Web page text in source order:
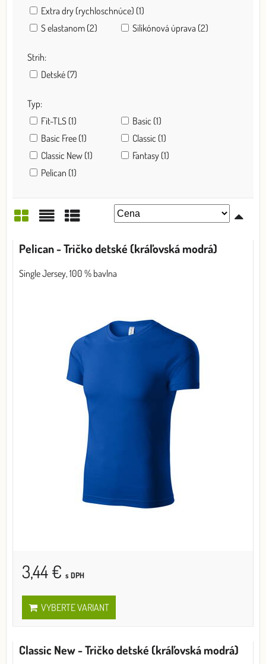
Extra dry (rychloschnúce) (1)
S elastanom (2)
Silikónová úprava (2)
Strih:
Detské (7)
Typ:
Fit-TLS (1)
Basic (1)
Basic Free (1)
Classic (1)
Classic New (1)
Fantasy (1)
Pelican (1)
Mriežka
Pelican - Tričko detské (kráľovská modrá)
Single Jersey, 100 % bavlna
3,44 € s DPH
VYBERTE VARIANT
Classic New - Tričko detské (kráľovská modrá)